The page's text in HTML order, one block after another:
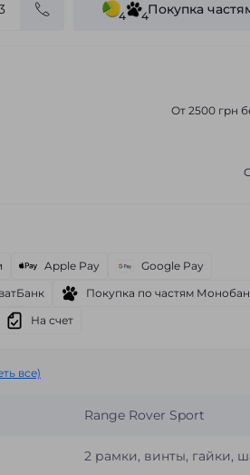
4 4Покупка
От 2500 грн
Apple Pay
Google Pay
Покупка по частям
На счет
все)
Range Rover Sport
2 рамки, винты, гайки,